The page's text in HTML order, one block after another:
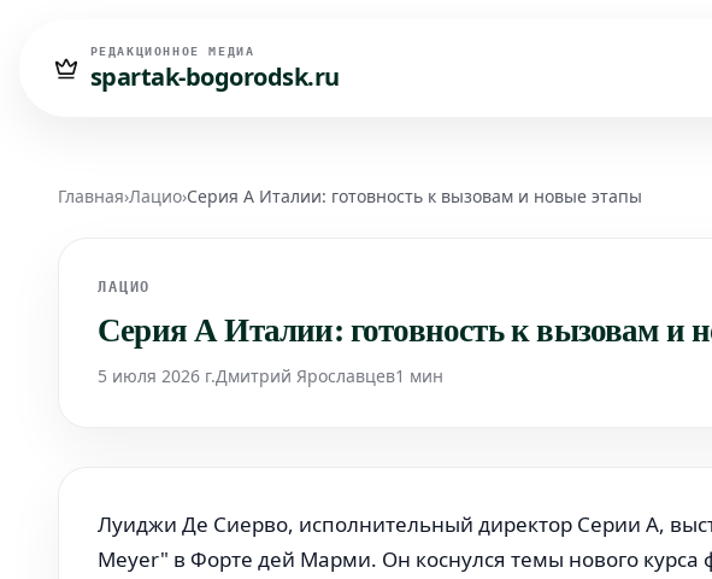
РЕДАКЦИОННОЕ МЕДИА
spartak-bogorodsk.ru
Главная›Лацио›Серия А Италии: готовность к вызовам и новые этапы
ЛАЦИО
Серия А Италии: готовность к вызовам и
5 июля 2026 г.Дмитрий Ярославцев1 мин
Луиджи Де Сиерво, исполнительный директор Серии А,
Meyer" в Форте дей Марми. Он коснулся темы нового курса